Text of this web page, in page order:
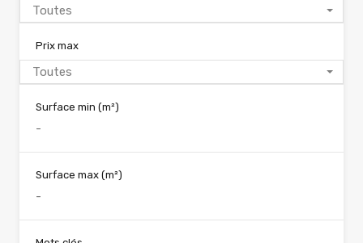
Toutes
Prix max
Toutes
Surface min (m²)
Surface max (m²)